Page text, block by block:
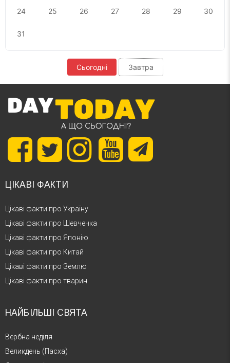
24 25 26 27 28 29 30
31
Сьогодні Завтра
ЦІКАВІ ФАКТИ
Цікаві факти про Україну
Цікаві факти про Шевченка
Цікаві факти про Японію
Цікаві факти про Китай
Цікаві факти про Землю
Цікаві факти про тварин
НАЙБІЛЬШІ СВЯТА
Вербна неділя
Великдень (Пасха)